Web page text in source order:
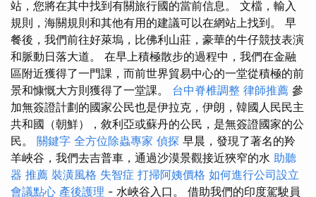
站，您將在其中找到有關旅行國的當前信息。 文檔，輸入
規則，海關規則和其他有用的建議可以在網站上找到。 早
餐後，我們前往好萊塢，比佛利山莊，豪華的牛仔競技表演
和脈動日落大道。 在早上積極散步的過程中，我們在金融
區附近獲得了一門課，而前世界貿易中心的一堂從積極的前
景和慷慨大方則獲得了一堂課。 台中脊椎調整 律師推薦 參
加無簽證計劃的國家公民也是伊拉克，伊朗，韓國人民民主
共和國（朝鮮），敘利亞或蘇丹的公民，是無簽證國家的公
民。 關鍵字 全方位除蟲專家 偵探 早晨，發現了著名的羚
羊峽谷，我們去吉普車，通過沙漠景觀接近狹窄的水 助聽
器 推薦 裝潢風格 失智症 打掃阿姨價格 如何進行公司設立
會議點心 產後護理 - 水峽谷入口。 借助我們的印度駕駛員